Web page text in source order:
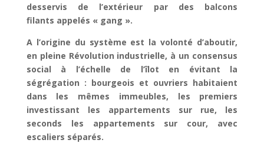
desservis de l’extérieur par des balcons
filants appelés « gang ».
A l’origine du système est la volonté d’aboutir,
en pleine Révolution industrielle, à un consensus
social à l’échelle de l’îlot en évitant la
ségrégation : bourgeois et ouvriers habitaient
dans les mêmes immeubles, les premiers
investissant les appartements sur rue, les
seconds les appartements sur cour, avec
escaliers séparés.